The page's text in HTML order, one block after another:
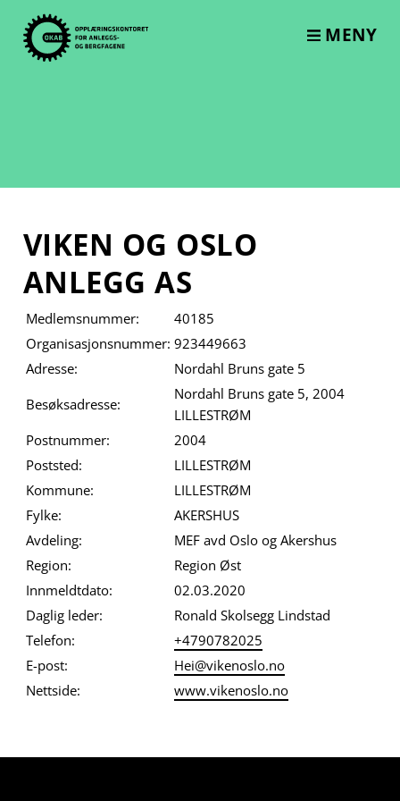
content
MENY
VIKEN OG OSLO
ANLEGG AS
Medlemsnummer:
40185
Organisasjonsnummer: 923449663
Adresse:
Nordahl Bruns gate 5
Besøksadresse:
Nordahl Bruns gate 5, 2004
LILLESTRØM
Postnummer:
2004
Poststed:
LILLESTRØM
Kommune:
LILLESTRØM
Fylke:
AKERSHUS
Avdeling:
MEF avd Oslo og Akershus
Region:
Region Øst
Innmeldtdato:
02.03.2020
Daglig leder:
Ronald Skolsegg Lindstad
Telefon:
+4790782025
E-post:
Hei@vikenoslo.no
Nettside:
www.vikenoslo.no